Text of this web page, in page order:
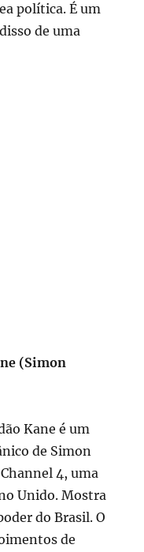
política. É um
de uma
(Simon
Kane é um
de Simon
4, uma
Unido. Mostra
do Brasil. O
de